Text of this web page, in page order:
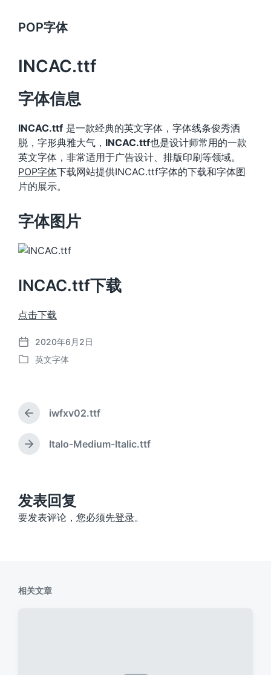
POP字体
INCAC.ttf
字体信息
INCAC.ttf 是一款经典的英文字体，字体线条俊秀洒
脱，字形典雅大气， INCAC.ttf也是设计师常用的一款
英文字体，非常适用于广告设计、排版印刷等领域。
POP字体下载网站提供INCAC.ttf字体的下载和字体图
片的展示。
字体图片
INCAC.ttf下载
点击下载
发
布
2020年6月2日
发
英文字体
上
篇
文
章
iwfxv02.ttf
下
：
Italo-Medium-Italic.ttf
发表回复
要发表评论，您必须先登录。
相关文章